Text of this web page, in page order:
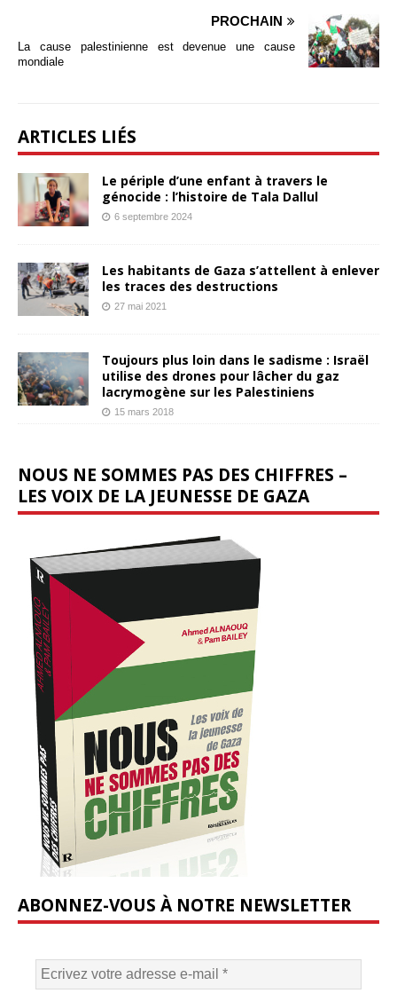
PROCHAIN
La cause palestinienne est devenue une cause
mondiale
ARTICLES LIÉS
Le périple d’une enfant à travers le
génocide : l’histoire de Tala Dallul
6 septembre 2024
Les habitants de Gaza s’attellent à enlever
les traces des destructions
27 mai 2021
Toujours plus loin dans le sadisme : Israël
utilise des drones pour lâcher du gaz
lacrymogène sur les Palestiniens
15 mars 2018
NOUS NE SOMMES PAS DES CHIFFRES –
LES VOIX DE LA JEUNESSE DE GAZA
ABONNEZ-VOUS À NOTRE NEWSLETTER